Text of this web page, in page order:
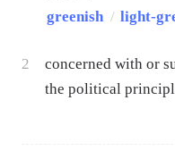
greenish / light-
2
concerned with or
the political